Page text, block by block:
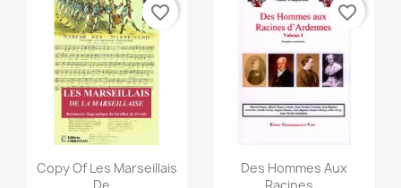
Vista rápida
Copy Of Les Marseillais
De...
favorite_border
Vista rápida
Des Hommes Aux
Racines...
favorite_border